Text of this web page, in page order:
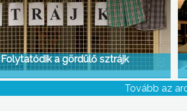
Folytatódik a gördülő sztrájk
Tovább az